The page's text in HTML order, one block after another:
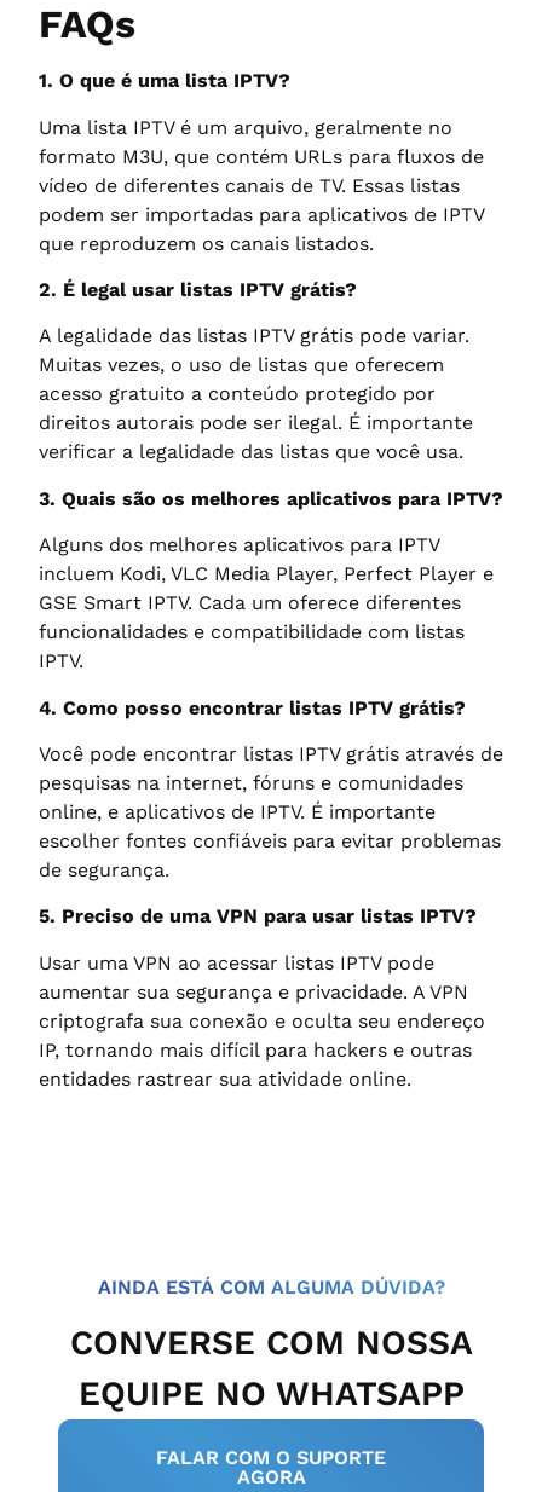
FAQs
1. O que é uma lista IPTV?
Uma lista IPTV é um arquivo, geralmente no
formato M3U, que contém URLs para fluxos de
vídeo de diferentes canais de TV. Essas listas
podem ser importadas para aplicativos de IPTV
que reproduzem os canais listados.
2. É legal usar listas IPTV grátis?
A legalidade das listas IPTV grátis pode variar.
Muitas vezes, o uso de listas que oferecem
acesso gratuito a conteúdo protegido por
direitos autorais pode ser ilegal. É importante
verificar a legalidade das listas que você usa.
3. Quais são os melhores aplicativos para IPTV?
Alguns dos melhores aplicativos para IPTV
incluem Kodi, VLC Media Player, Perfect Player e
GSE Smart IPTV. Cada um oferece diferentes
funcionalidades e compatibilidade com listas
IPTV.
4. Como posso encontrar listas IPTV grátis?
Você pode encontrar listas IPTV grátis através de
pesquisas na internet, fóruns e comunidades
online, e aplicativos de IPTV. É importante
escolher fontes confiáveis para evitar problemas
de segurança.
5. Preciso de uma VPN para usar listas IPTV?
Usar uma VPN ao acessar listas IPTV pode
aumentar sua segurança e privacidade. A VPN
criptografa sua conexão e oculta seu endereço
IP, tornando mais difícil para hackers e outras
entidades rastrear sua atividade online.
AINDA ESTÁ COM ALGUMA DÚVIDA?
CONVERSE COM NOSSA
EQUIPE NO WHATSAPP
FALAR COM O SUPORTE
AGORA